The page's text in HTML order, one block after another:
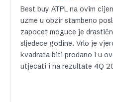
Best buy ATPL na ovim
uzme u obzir stambeno
zapocet moguce je
sljedece godine. Vrlo je
kvadrata biti prodano i u
utjecati i na rezultate 4Q